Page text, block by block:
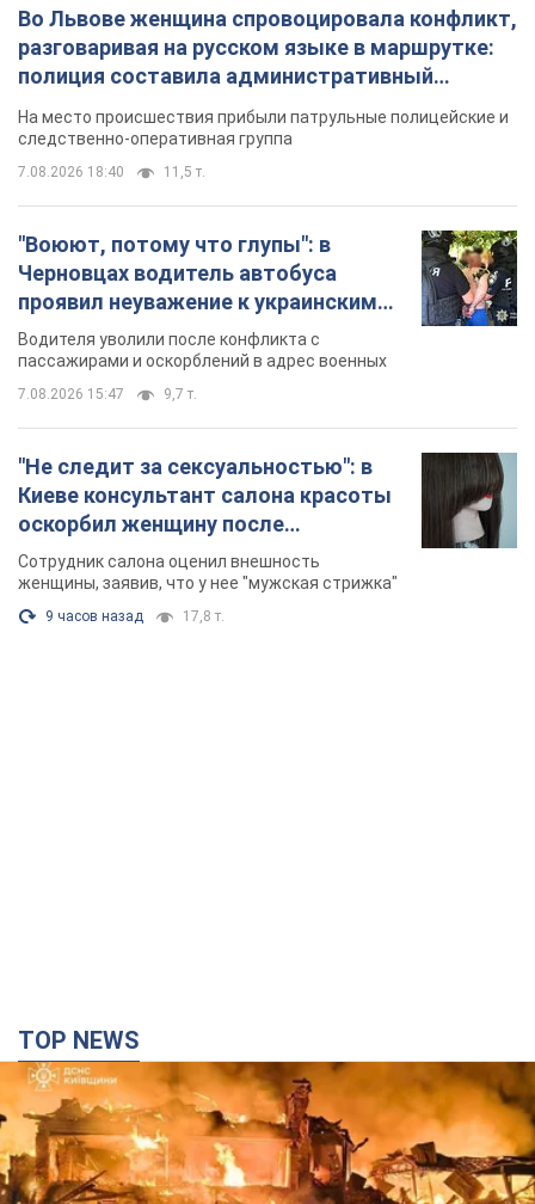
Во Львове женщина спровоцировала конфликт,
разговаривая на русском языке в маршрутке:
полиция составила административный
протокол. Видео
На место происшествия прибыли патрульные полицейские и
следственно-оперативная группа
7.08.2026 18:40 11,5 т.
"Воюют, потому что глупы": в
Черновцах водитель автобуса
проявил неуважение к украинским
военным и поплатился за это.
Видео
Водителя уволили после конфликта с
пассажирами и оскорблений в адрес военных
7.08.2026 15:47 9,7 т.
"Не следит за сексуальностью": в
Киеве консультант салона красоты
оскорбил женщину после
химиотерапии, разгорелся скандал.
Фото
Сотрудник салона оценил внешность
женщины, заявив, что у нее "мужская стрижка"
9 часов назад 17,8 т.
TOP NEWS